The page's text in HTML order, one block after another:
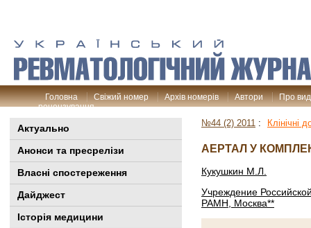
Головна Свіжий номер Архів номерів Автори
Про
рецензування
Актуально
Анонси та пресрелізи
Власні спостереження
Дайджест
Історія медицини
№44 (2) 2011 : Клінічні
АЕРТАЛ У
Кукушкин М.Л.
Учреждение
РАМН, Москва**